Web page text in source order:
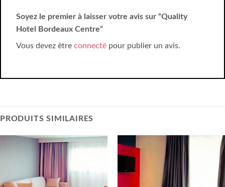
Soyez le premier à laisser votre avis sur “Quality
Hotel Bordeaux Centre”
Vous devez être connecté pour publier un avis.
PRODUITS SIMILAIRES